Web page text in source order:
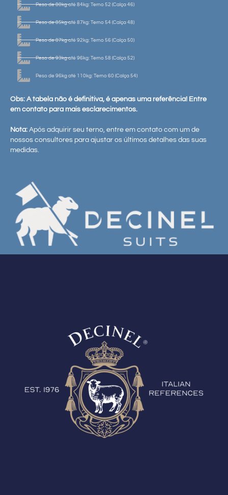
Peso de 80kg até 84kg: Terno 52 (Calça 46)
Peso de 85kg até 87kg: Terno 54 (Calça 48)
Peso de 87kg até 92kg: Terno 56 (Calça 50)
Peso de 93kg até 96kg: Terno 58 (Calça 52)
Peso de 96kg até 110kg: Terno 60 (Calça 54)
Obs: A tabela não é definitiva, é apenas uma referência! Entre
em contato para mais esclarecimentos.
Nota: Após adquirir seu terno, entre em contato com um de
nossos consultores para ajustar os últimos detalhes das suas
medidas.